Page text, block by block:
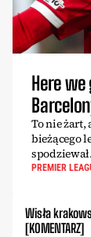
Here
To nie żart,
bieżącego
spodziewał.
PREMIER
Wisła
[KOMENTARZ]